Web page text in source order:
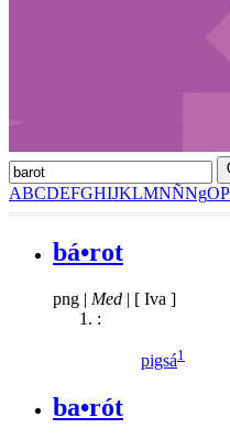
ABCDEFGHIJKLMNÑNgOP
bá•rot
png | Med | [ Iva ]
:
pigsá1
ba•rót